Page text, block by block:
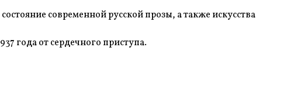
современной русской прозы, а также искусства
года от сердечного приступа.